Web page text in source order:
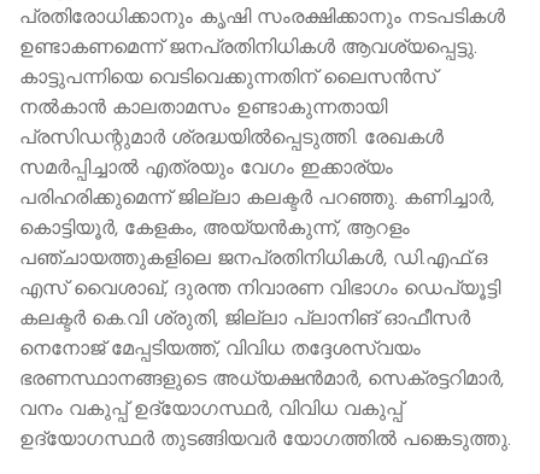
പ്രതിരോധിക്കാനും കൃഷി സംരക്ഷിക്കാനും നടപടികള്‍
ഉണ്ടാകണമെന്ന് ജനപ്രതിനിധികള്‍ ആവശ്യപ്പെട്ടു.
കാട്ടുപന്നിയെ വെടിവെക്കുന്നതിന് ലൈസന്‍സ്
നൽകാൻ കാലതാമസം ഉണ്ടാകുന്നതായി
പ്രസിഡന്റുമാര്‍ ശ്രദ്ധയില്‍പ്പെടുത്തി. രേഖകള്‍
സമര്‍പ്പിച്ചാല്‍ എത്രയും വേഗം ഇക്കാര്യം
പരിഹരിക്കുമെന്ന് ജില്ലാ കലക്ടര്‍ പറഞ്ഞു. കണിച്ചാര്‍,
കൊട്ടിയൂര്‍, കേളകം, അയ്യന്‍കുന്ന്, ആറളം
പഞ്ചായത്തുകളിലെ ജനപ്രതിനിധികള്‍, ഡി.എഫ്.ഒ
എസ് വൈശാഖ്, ദുരന്ത നിവാരണ വിഭാഗം ഡെപ്യൂട്ടി
കലക്ടര്‍ കെ.വി ശ്രുതി, ജില്ലാ പ്ലാനിങ് ഓഫീസര്‍
നെനോജ് മേപ്പടിയത്ത്, വിവിധ തദ്ദേശസ്വയം
ഭരണസ്ഥാനങ്ങളുടെ അധ്യക്ഷന്‍മാര്‍, സെക്രട്ടറിമാര്‍,
വനം വകുപ്പ് ഉദ്യോഗസ്ഥര്‍, വിവിധ വകുപ്പ്
ഉദ്യോഗസ്ഥര്‍ തുടങ്ങിയവര്‍ യോഗത്തില്‍ പങ്കെടുത്തു.